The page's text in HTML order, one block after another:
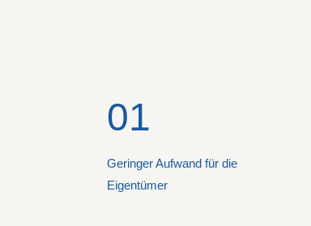
01
Geringer Aufwand für die
Eigentümer